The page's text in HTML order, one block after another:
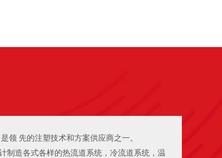
领 先的注塑技术和方案供应商之一。
制造各式各样的热流道系统，冷流道系统，温